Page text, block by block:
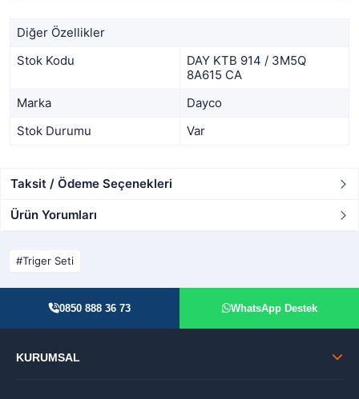
Diğer Özellikler
Stok Kodu
DAY KTB 914 / 3M5Q
8A615 CA
Marka
Dayco
Stok Durumu
Var
Taksit / Ödeme Seçenekleri
Ürün Yorumları
Triger Seti
0850 888 36 73 WhatsApp Destek
KURUMSAL